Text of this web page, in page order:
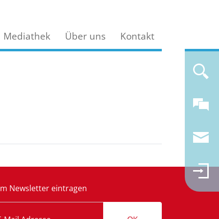
Mediathek Über uns Kontakt
Newsletter eintragen